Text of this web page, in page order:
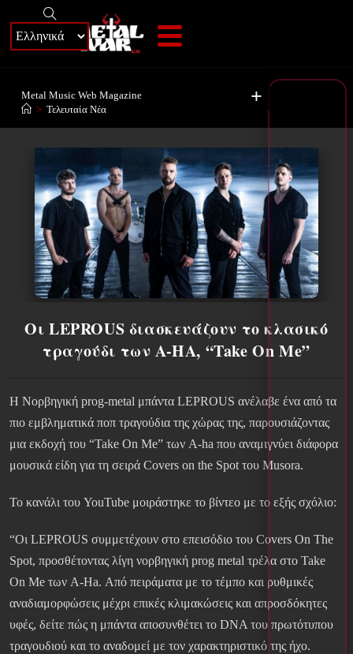
+
Metal Music Web Magazine
> Τελευταία Νέα
Οι LEPROUS διασκευάζουν το κλασικό
τραγούδι των A-HA, “Take On Me”
Η Νορβηγική prog-metal μπάντα LEPROUS ανέλαβε ένα από τα
πιο εμβληματικά ποπ τραγούδια της χώρας της, παρουσιάζοντας
μια εκδοχή του “Take On Me” των A-ha που αναμιγνύει διάφορα
μουσικά είδη για τη σειρά Covers on the Spot του Musora.
Το κανάλι του YouTube μοιράστηκε το βίντεο με το εξής σχόλιο:
“Οι LEPROUS συμμετέχουν στο επεισόδιο του Covers On The
Spot, προσθέτοντας λίγη νορβηγική prog metal τρέλα στο Take
On Me των A-Ha. Από πειράματα με το τέμπο και ρυθμικές
αναδιαμορφώσεις μέχρι επικές κλιμακώσεις και απροσδόκητες
υφές, δείτε πώς η μπάντα αποσυνθέτει το DNA του πρωτότυπου
τραγουδιού και το αναδομεί με τον χαρακτηριστικό της ήχο.